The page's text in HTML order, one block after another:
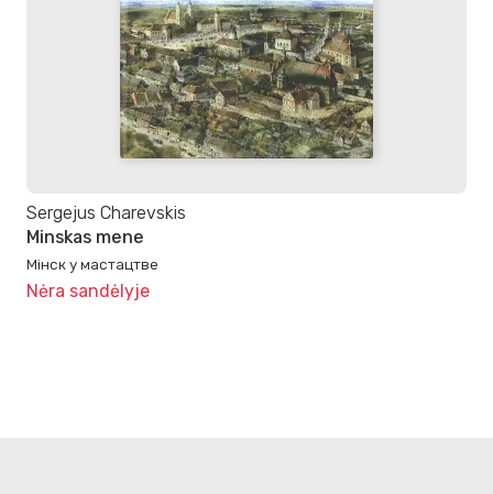
Sergejus Charevskis
Minskas mene
Мінск у мастацтве
Nėra sandėlyje